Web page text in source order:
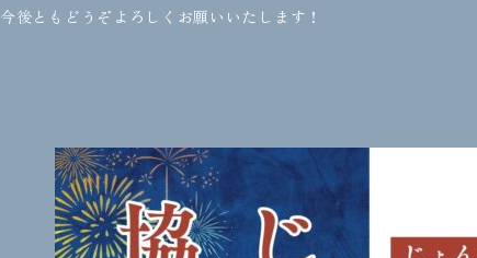
今後ともどうぞよろしくお願いいたします！